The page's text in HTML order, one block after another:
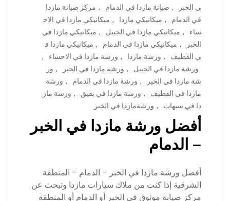
ي الخبر
, صيانة مازدا في الدمام , مركز صيانة مازدا
في الدمام
, ميكانيكي مازدا , ميكانيكي مازدا في الاح
ساء
, ميكانيكي مازدا في الجبيل , ميكانيكي مازدا في
الخبر
, ميكانيكي مازدا في الدمام , ميكانيكي مازدا ف
ي القطيف
, ورشة مازدا , ورشة مازدا في الاحساء
,
ورشة مازدا في الجبيل
, ورشة مازدا في الحبر , ور
شة مازدا في الخبر
, ورشة مازدا في الدمام , ورشة
مازدا في القطيف
, ورشة مازدا في بقيق , ورشة ماز
دا في سيهات
, ورشةمازدا في الخبر
أفضل ورشة مازدا في الخبر
– الدمام
أفضل ورشة مازدا في الخبر – الدمام – المنطقة
الشرقية إذا كنت من ملاك سيارات مازدا وتبحث عن
مركز صيانة موثوق في الخبر أو الدمام أو المنطقة